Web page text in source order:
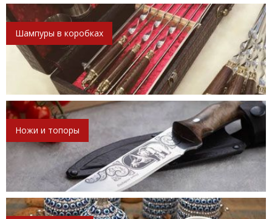
Шампуры в коробках
Ножи и топоры